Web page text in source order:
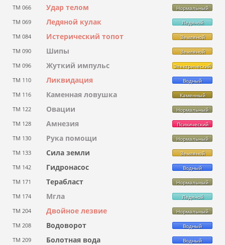
ТМ 066 Удар телом Нормальный
ТМ 069 Ледяной кулак Ледяной
ТМ 084 Истерический топот Земляной
ТМ 090 Шипы Земляной
ТМ 096 Жуткий импульс Электрический
ТМ 110 Ликвидация Водный
ТМ 116 Каменная ловушка Каменный
ТМ 122 Овации Нормальный
ТМ 128 Амнезия Психический
ТМ 130 Рука помощи Нормальный
ТМ 133 Сила земли Земляной
ТМ 142 Гидронасос Водный
ТМ 171 Терабласт Нормальный
ТМ 174 Мгла Ледяной
ТМ 204 Двойное лезвие Нормальный
ТМ 208 Водоворот Водный
ТМ 209 Болотная вода Водный